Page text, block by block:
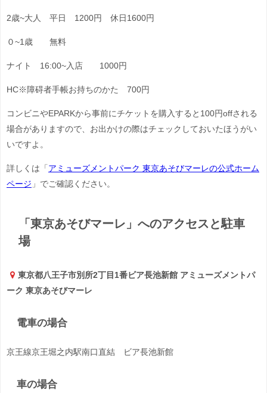
2歳~大人 平日 1200円 休日1600円
０~1歳 無料
ナイト 16:00~入店 1000円
HC※障碍者手帳お持ちのかた 700円
コンビニやEPARKから事前にチケットを購入すると100円offされる
場合がありますので、お出かけの際はチェックしておいたほうがい
いですよ。
詳しくは「 アミューズメントパーク 東京あそびマーレの公式ホーム
ページ 」でご確認ください。
「東京あそびマーレ」へのアクセスと駐車
場
東京都八王子市別所2丁目1番ビア長池新館 アミューズメントパ
ーク 東京あそびマーレ
電車の場合
京王線京王堀之内駅南口直結 ビア長池新館
車の場合